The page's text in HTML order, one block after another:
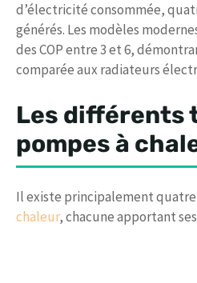
d’électricité consommée,
générés. Les modèles
des COP entre 3 et 6,
comparée aux radiateurs
Les différents
pompes à
Il existe principalement
chaleur, chacune apportant